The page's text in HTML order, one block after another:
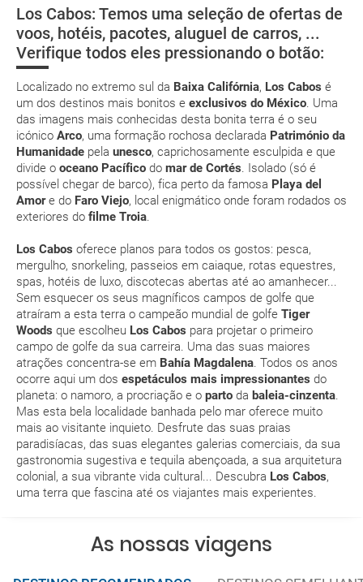
Los Cabos: Temos uma seleção de ofertas de
voos, hotéis, pacotes, aluguel de carros, ...
Verifique todos eles pressionando o botão:
Localizado no extremo sul da Baixa Califórnia, Los Cabos é
um dos destinos mais bonitos e exclusivos do México . Uma
das imagens mais conhecidas desta bonita terra é o seu
icónico Arco, uma formação rochosa declarada Património da
Humanidade pela unesco, caprichosamente esculpida e que
divide o oceano Pacífico do mar de Cortés . Isolado (só é
possível chegar de barco), fica perto da famosa Playa del
Amore do Faro Viejo, local enigmático onde foram rodados os
exteriores do filme Troia
Los Cabos oferece planos para todos os gostos: pesca,
mergulho, snorkeling, passeios em caiaque, rotas equestres,
spas, hotéis de luxo, discotecas abertas até ao amanhecer...
Sem esquecer os seus magníficos campos de golfe que
atraíram a esta terra o campeão mundial de golfe Tiger
Woods que escolheu Los Cabos para projetar o primeiro
campo de golfe da sua carreira. Uma das suas maiores
atrações concentra-se em Bahía Magdalena . Todos os anos
ocorre aqui um dos espetáculos mais impressionantes do
planeta: o namoro, a procriação e o parto da baleia-cinzenta
Mas esta bela localidade banhada pelo mar oferece muito
mais ao visitante inquieto. Desfrute das suas praias
paradisíacas, das suas elegantes galerias comerciais, da sua
gastronomia sugestiva e tequila abençoada, a sua arquitetura
colonial, a sua vibrante vida cultural... Descubra Los Cabos,
uma terra que fascina até os viajantes mais experientes.
Costas
privilegiadas
Nadar entre
gigantes
Golfe
Telefones úteis
Moedas e tipos de câmbios
low cost
suplemento extra
férias
Posso cancelar ou modificar a reserva da viagem?
Que custos podem ser originados por um
cancelamento ou modificação da viagem?
Que validade deve ter o meu passaporte para viajar
para...?
Com quanta antecedência tenho de estar no
aeroporto?
Como posso reservar uma viagem de pacote de
férias no site?
Ao efectuar a reserva um dos serviços ficou
pendente de confirmação. Como sei se se confirma
a viagem?
As nossas viagens